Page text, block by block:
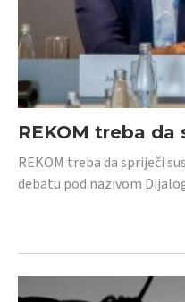
REKOM treba
REKOM treba da spriječi
debatu pod nazivom